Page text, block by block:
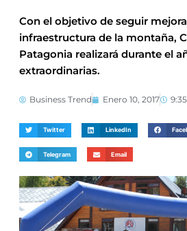
Con el objetivo de seguir
infraestructura de la montaña,
Patagonia realizará durante el
extraordinarias.
Business Trend Enero 10, 2017
Twitter LinkedIn
Telegram Email